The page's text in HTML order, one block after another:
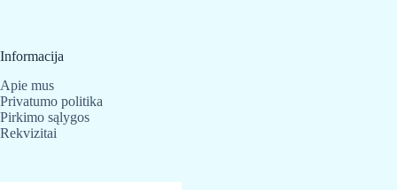
Informacija
Apie mus
Privatumo politika
Pirkimo sąlygos
Rekvizitai